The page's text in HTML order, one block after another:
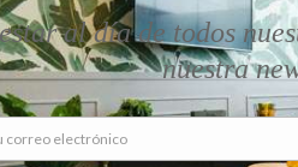
al día de todos
nuestra